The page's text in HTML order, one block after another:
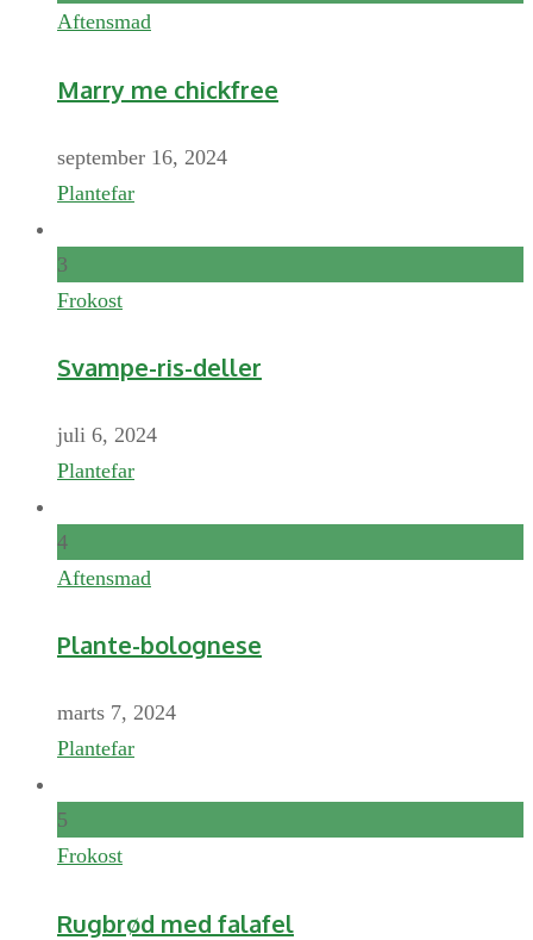
Aftensmad
Marry me chickfree
september 16, 2024
Plantefar
3
Frokost
Svampe-ris-deller
juli 6, 2024
Plantefar
4
Aftensmad
Plante-bolognese
marts 7, 2024
Plantefar
5
Frokost
Rugbrød med falafel